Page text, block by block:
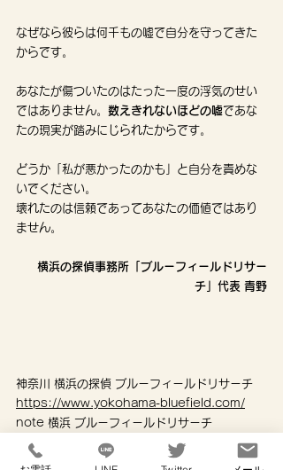
なぜなら彼らは何千もの嘘で自分を守ってきた
からです。
あなたが傷ついたのはたった一度の浮気のせい
ではありません。 数えきれないほどの嘘であな
たの現実が踏みにじられたからです。
どうか「私が悪かったのかも」と自分を責めな
いでください。
壊れたのは信頼であってあなたの価値ではあり
ません。
横浜の探偵事務所「ブルーフィールドリサー
チ」代表 青野
神奈川 横浜の探偵 ブルーフィールドリサーチ
https://www.yokohama-bluefield.com/
note 横浜 ブルーフィールドリサーチ
https://note.com/bluefield045